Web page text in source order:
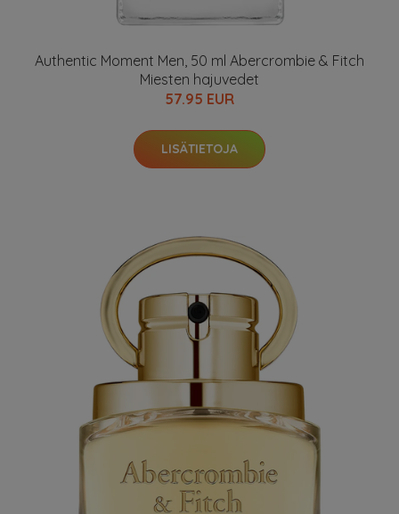
Authentic Moment Men, 50 ml Abercrombie & Fitch
Miesten hajuvedet
57.95 EUR
LISÄTIETOJA